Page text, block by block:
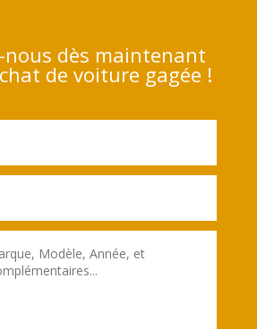
nous dès maintenant
de voiture gagée !